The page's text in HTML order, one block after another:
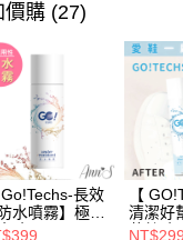
價購 (27)
長效
水噴霧】極效
噴霧 280ml
【
清潔好
慕絲噴
NT$299